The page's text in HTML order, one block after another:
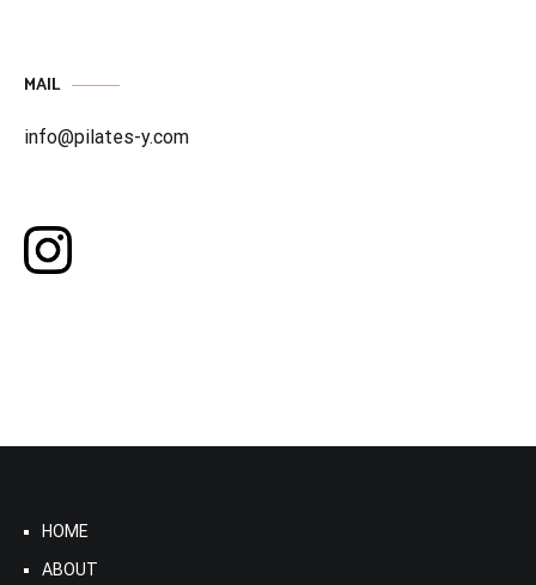
MAIL
info@pilates-y.com
HOME
ABOUT